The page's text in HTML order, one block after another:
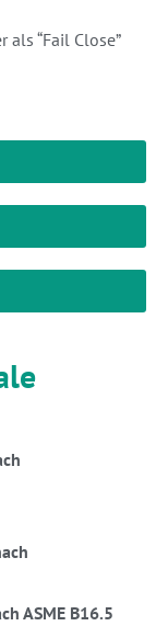
“Fail Close”
ASME B16.5